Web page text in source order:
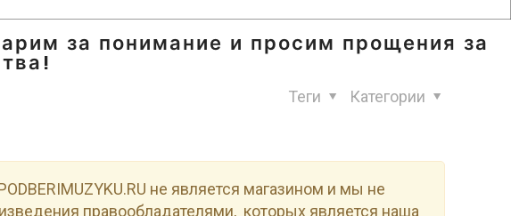
за понимание и просим прощения за
Категории
Теги
не является магазином и мы не
правообладателями, которых является наша